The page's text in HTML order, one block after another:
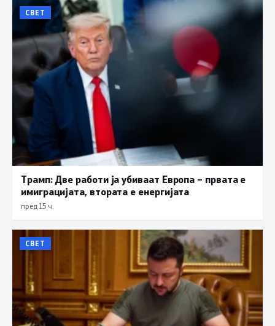
СВЕТ
Трамп: Две работи ја убиваат Европа – првата е
имиграцијата, втората е енергијата
пред 15 ч.
СВЕТ